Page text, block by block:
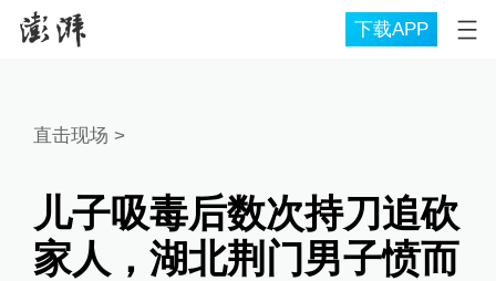
下载APP
直击现场 >
儿子吸毒后数次持刀追砍
家人，湖北荆门男子愤而